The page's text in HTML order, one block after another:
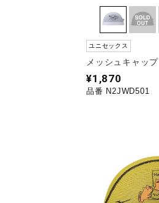
ユニセックス
メッシュキャップ
¥1,870
品番 N2JWD501